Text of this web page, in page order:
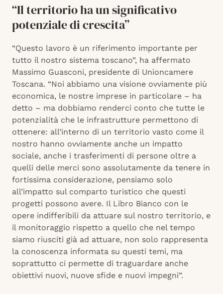
“Il territorio ha un significativo
potenziale di crescita”
“Questo lavoro è un riferimento importante per
tutto il nostro sistema toscano”, ha affermato
Massimo Guasconi, presidente di Unioncamere
Toscana. “Noi abbiamo una visione ovviamente più
economica, le nostre imprese in particolare – ha
detto – ma dobbiamo renderci conto che tutte le
potenzialità che le infrastrutture permettono di
ottenere: all’interno di un territorio vasto come il
nostro hanno ovviamente anche un impatto
sociale, anche i trasferimenti di persone oltre a
quelli delle merci sono assolutamente da tenere in
fortissima considerazione, pensiamo solo
all’impatto sul comparto turistico che questi
progetti possono avere. Il Libro Bianco con le
opere indifferibili da attuare sul nostro territorio, e
il monitoraggio rispetto a quello che nel tempo
siamo riusciti già ad attuare, non solo rappresenta
la conoscenza informata su questi temi, ma
soprattutto ci permette di traguardare anche
obiettivi nuovi, nuove sfide e nuovi impegni”.